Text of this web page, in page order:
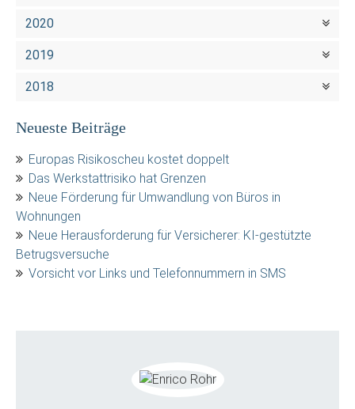
2020
2019
2018
Neueste Beiträge
Europas Risikoscheu kostet doppelt
Das Werkstattrisiko hat Grenzen
Neue Förderung für Umwandlung von Büros in
Wohnungen
Neue Herausforderung für Versicherer: KI-gestützte
Betrugsversuche
Vorsicht vor Links und Telefonnummern in SMS